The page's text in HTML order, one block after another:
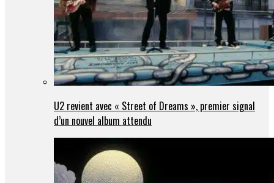
U2 revient avec « Street of Dreams », premier signal
d’un nouvel album attendu